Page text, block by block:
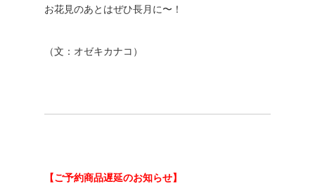
お花見のあとはぜひ長月に〜！
（文：オゼキカナコ）
【ご予約商品遅延のお知らせ】